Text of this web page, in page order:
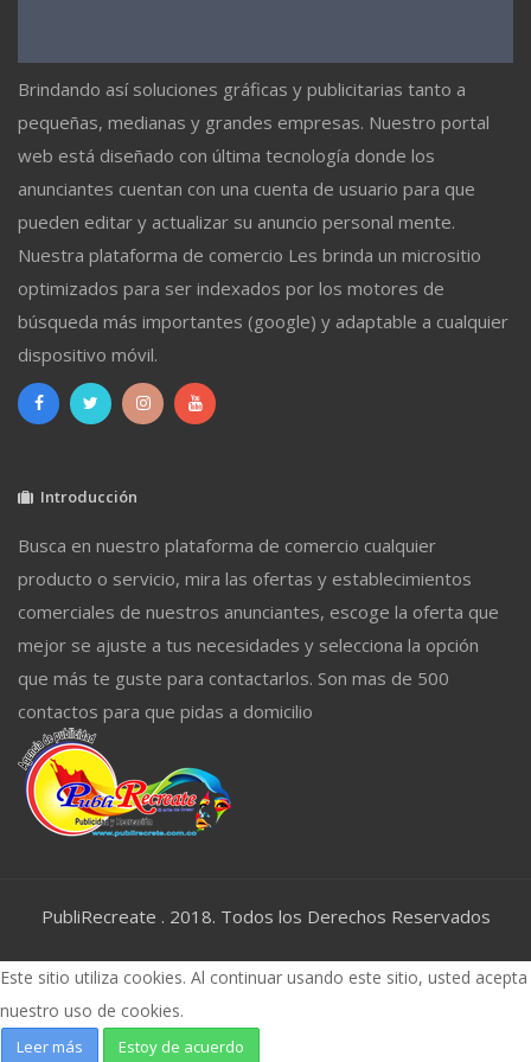
Brindando así soluciones gráficas y publicitarias tanto a
pequeñas, medianas y grandes empresas. Nuestro portal
web está diseñado con última tecnología donde los
anunciantes cuentan con una cuenta de usuario para que
pueden editar y actualizar su anuncio personal mente.
Nuestra plataforma de comercio Les brinda un micrositio
optimizados para ser indexados por los motores de
búsqueda más importantes (google) y adaptable a cualquier
dispositivo móvil.
Introducción
Busca en nuestro plataforma de comercio cualquier
producto o servicio, mira las ofertas y establecimientos
comerciales de nuestros anunciantes, escoge la oferta que
mejor se ajuste a tus necesidades y selecciona la opción
que más te guste para contactarlos. Son mas de 500
contactos para que pidas a domicilio
PubliRecreate . 2018. Todos los Derechos Reservados
Este sitio utiliza cookies. Al continuar usando este sitio, usted acepta
nuestro uso de cookies.
Leer más Estoy de acuerdo